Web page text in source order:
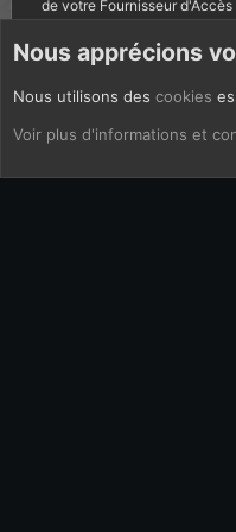
de votre Fournisseur
CoOkies
Nous apprécions
Nous utilisons des cookies
Voir plus d'informations et